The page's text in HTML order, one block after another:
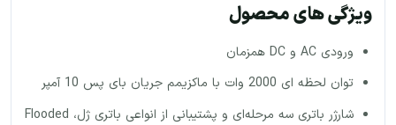
ویژگی های محصول
ورودی AC و DC همزمان
توان لحظه ای 2000 وات با ماکزیمم جریان بای پس 10 آمپر
شارژر باتری سه مرحله‌ای و پشتیبانی از انواعی باتری ژل، Flooded